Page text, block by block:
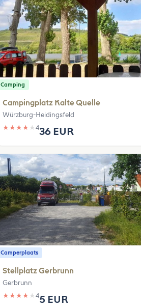
Camping
Campingplatz Kalte Quelle
Würzburg-Heidingsfeld
★ ★ ★ ★ ★ 436 EUR
Camperplaats
Stellplatz Gerbrunn
Gerbrunn
★ ★ ★ ★ ★ 45 EUR